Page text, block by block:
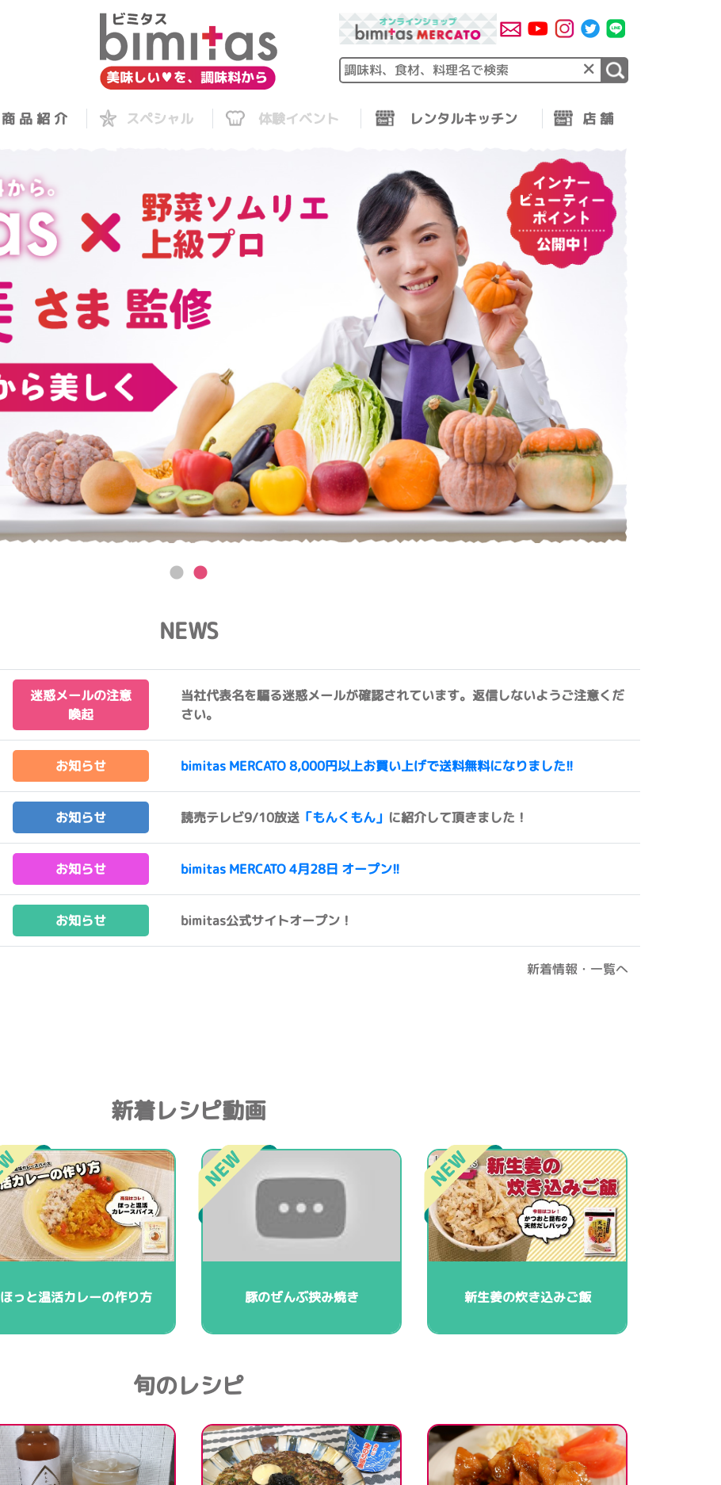
×
商 品 紹 介 スペシャル 体験イベント レンタルキッチン 店 舗
NEWS
迷惑メールの注意
喚起
当社代表名を騙る迷惑メールが確認されています。返信しないようご注意くだ
さい。
お知らせ bimitas MERCATO 8,000円以上お買い上げで送料無料になりました!!
お知らせ 読売テレビ9/10放送 「もんくもん」 に紹介して頂きました！
お知らせ bimitas MERCATO 4月28日 オープン!!
お知らせ bimitas公式サイトオープン！
新着情報・一覧へ
新着レシピ動画
ほっと温活カレーの作り方 豚のぜんぶ挟み焼き 新生姜の炊き込みご飯
旬のレシピ